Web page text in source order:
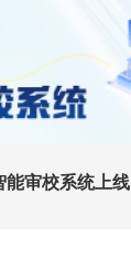
能审校系统上线